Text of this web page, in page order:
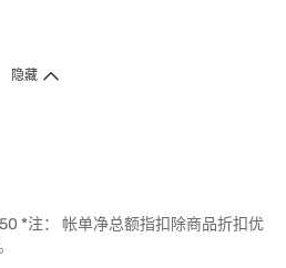
隐藏
*注： 帐单净总额指扣除商品折扣优